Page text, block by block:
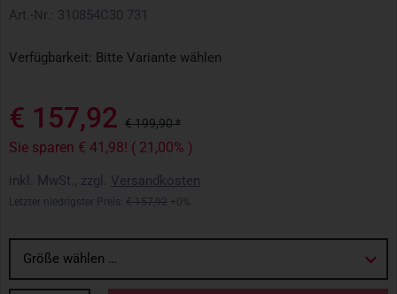
Art.-Nr.: 310854C30 731
Verfügbarkeit: Bitte Variante wählen
€ 157,92 € 199,90 *
Sie sparen € 41,98! ( 21,00% )
inkl. MwSt., zzgl. Versandkosten
Letzter niedrigster Preis: € 157,92 +0%
Größe wählen …